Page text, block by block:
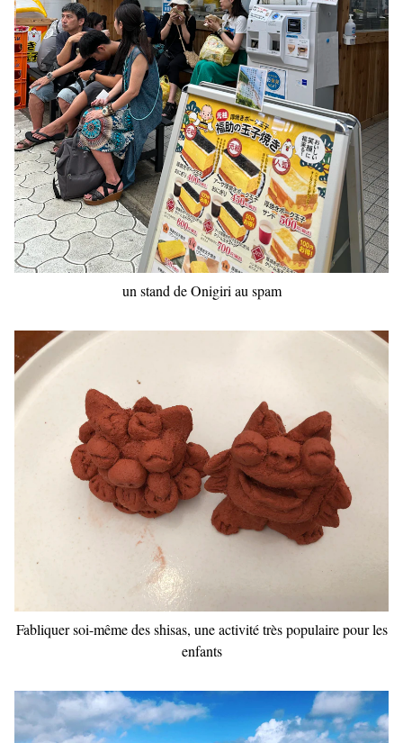
un stand de Onigiri au spam
Fabliquer soi-même des shisas, une activité très populaire pour les
enfants